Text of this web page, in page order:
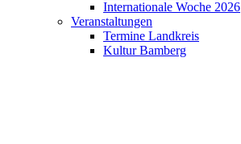
Internationale Woche 2026
Veranstaltungen
Termine Landkreis
Kultur Bamberg